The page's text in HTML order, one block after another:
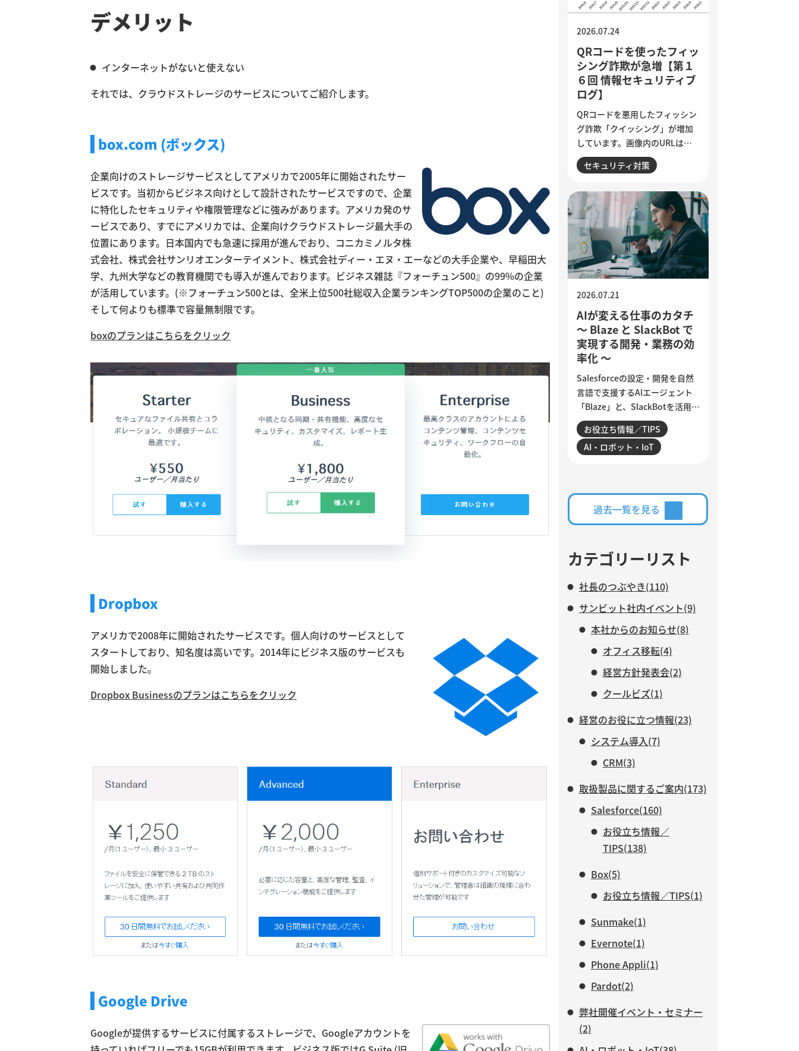
デメリット
インターネットがないと使えない
それでは、クラウドストレージのサービスについてご紹介します。
box.com (ボックス)
企業向けのストレージサービスとしてアメリカで2005年に開始されたサー
ビスです。当初からビジネス向けとして設計されたサービスですので、企業
に特化したセキュリティや権限管理などに強みがあります。アメリカ発のサ
ービスであり、すでにアメリカでは、企業向けクラウドストレージ最大手の
位置にあります。日本国内でも急速に採用が進んでおり、コニカミノルタ株
式会社、株式会社サンリオエンターテイメント、株式会社ディー・エヌ・エーなどの大手企業や、早稲田大
学、九州大学などの教育機関でも導入が進んでおります。ビジネス雑誌『フォーチュン500』の99%の企業
が活用しています。(※フォーチュン500とは、全米上位500社総収入企業ランキングTOP500の企業のこと)
そして何よりも標準で容量無制限です。
boxのプランはこちらをクリック
Dropbox
アメリカで2008年に開始されたサービスです。個人向けのサービスとして
スタートしており、知名度は高いです。2014年にビジネス版のサービスも
開始しました。
Dropbox Businessのプランはこちらをクリック
Google Drive
Googleが提供するサービスに付属するストレージで、Googleアカウントを
しながら実用化を進める方法を
QRコードを使ったフィッ
シング詐欺が急増【第１
６回 情報セキュリティブ
ログ】
2026.07.24
QRコードを悪用したフィッシン
グ詐欺「クイッシング」が増加
しています。画像内のURLはメ
ールフィルターで検知されにく
く、スマートフォンを経由して
です。セキュリティ意識が高い
人ほど狙われる巧妙な手口と、
被害を防ぐために実践したい3つ
の確認ポイントをご紹介しま
す。
セキュリティ対策
AIが変える仕事のカタチ
～ Blaze と SlackBot で
実現する開発・業務の効
率化 ～
2026.07.21
Salesforceの設定・開発を自然
言語で支援するAIエージェント
「Blaze」と、SlackBotを活用し
た業務自動化を紹介します。AI
は、日々の細かな作業をどこま
で効率化できるのでしょうか。
など、サンビットで実際に構
築・運用している仕組みを交え
ながら、AIに任せる業務と、人
て紹介します。
お役立ち情報／TIPS
AI・ロボット・IoT
過去一覧を見る
カテゴリーリスト
社長のつぶやき(110)
サンビット社内イベント(9)
本社からのお知らせ(8)
オフィス移転(4)
経営方針発表会(2)
クールビズ(1)
経営のお役に立つ情報(23)
システム導入(7)
CRM(3)
取扱製品に関するご案内(173)
Salesforce(160)
お役立ち情報／
TIPS(138)
Box(5)
お役立ち情報／TIPS(1)
Sunmake(1)
Evernote(1)
Phone Appli(1)
Pardot(2)
弊社開催イベント・セミナー
(2)